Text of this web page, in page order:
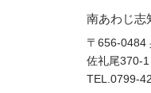
南あわじ志
〒656-0484
佐礼尾370-1
TEL.0799-